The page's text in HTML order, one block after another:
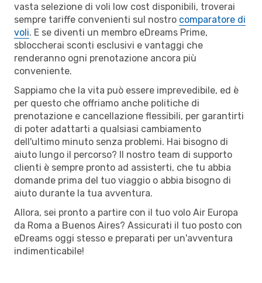
vasta selezione di voli low cost disponibili, troverai
sempre tariffe convenienti sul nostro comparatore di
voli. E se diventi un membro eDreams Prime,
sbloccherai sconti esclusivi e vantaggi che
renderanno ogni prenotazione ancora più
conveniente.
Sappiamo che la vita può essere imprevedibile, ed è
per questo che offriamo anche politiche di
prenotazione e cancellazione flessibili, per garantirti
di poter adattarti a qualsiasi cambiamento
dell'ultimo minuto senza problemi. Hai bisogno di
aiuto lungo il percorso? Il nostro team di supporto
clienti è sempre pronto ad assisterti, che tu abbia
domande prima del tuo viaggio o abbia bisogno di
aiuto durante la tua avventura.
Allora, sei pronto a partire con il tuo volo Air Europa
da Roma a Buenos Aires? Assicurati il tuo posto con
eDreams oggi stesso e preparati per un'avventura
indimenticabile!